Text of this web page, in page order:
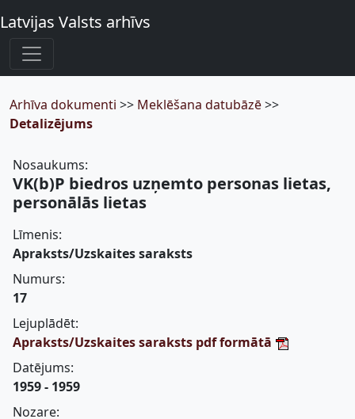
Latvijas Valsts arhīvs
Arhīva dokumenti >> Meklēšana datubāzē>>
Detalizējums
Nosaukums:
VK(b)P biedros uzņemto personas lietas,
personālās lietas
Līmenis:
Apraksts/Uzskaites saraksts
Numurs:
17
Lejuplādēt:
Apraksts/Uzskaites saraksts pdf formātā
Datējums:
1959 - 1959
Nozare: